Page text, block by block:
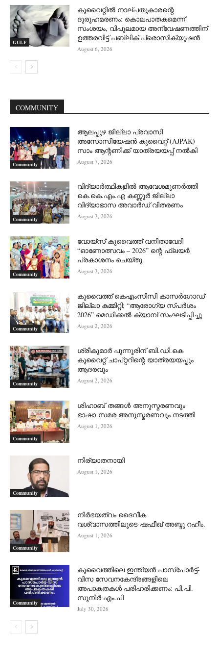
GULF
കുവൈറ്റിൽ നാല്പതുകാരന്റെ
ദുരൂഹമരണം: കൊലപാതകമെന്ന്
സംശയം, വിപുലമായ അന്വേഷണത്തിന്
ഉത്തരവിട്ട് പബ്ലിക് പ്രൊസിക്യൂഷൻ
August 6, 2026
COMMUNITY
Community
ആലപ്പുഴ ജില്ലാ പ്രവാസി
അസോസിയേഷൻ കുവൈറ്റ് (AJPAK)
സാം ആന്റണിക്ക് യാത്രയയപ്പ് നൽകി
August 7, 2026
Community
വിദ്യാർത്ഥികളിൽ ആവേശമുണർത്തി
കെ.കെ.എം.എ കണ്ണൂർ ജില്ലാ
വിദ്യാഭാസ അവാർഡ് വിതരണം
August 3, 2026
Community
വോയ്സ് കുവൈത്ത് വനിതാവേദി
“ഓണോത്സവം – 2026” ന്റെ ഫ്ലയർ
പ്രകാശനം ചെയ്തു
August 3, 2026
Community
കുവൈത്ത് കെഎംസിസി കാസർഗോഡ്
ജില്ലാ കമ്മിറ്റി; “ആരോഗ്യ സ്പർശം
2026” മെഡിക്കൽ ക്യാമ്പ് സംഘടിപ്പിച്ചു
August 2, 2026
Community
ശ്രീകുമാർ പുന്നൂരിന് ബി.ഡി.കെ
കുവൈറ്റ് ചാപ്റ്ററിന്റെ യാത്രയയപ്പും
ആദരവും
August 2, 2026
Community
ശിഹാബ് തങ്ങൾ അനുസ്മരണവും
ഭാഷാ സമര അനുസ്മരണവും നടത്തി
August 1, 2026
Community
നിര്യാതനായി
August 1, 2026
Community
നിർഭയത്വം ദൈവീക
വശ്വാസത്തിലൂടെ-ഷഫീഖ് അബ്ദു റഹീം.
August 1, 2026
Community
കുവൈത്തിലെ ഇന്ത്യൻ പാസ്‌പോർട്ട്-
വിസ സേവനകേന്ദ്രങ്ങളിലെ
അപാകതകൾ പരിഹരിക്കണം: പി.പി.
സുനീർ എം.പി
July 30, 2026